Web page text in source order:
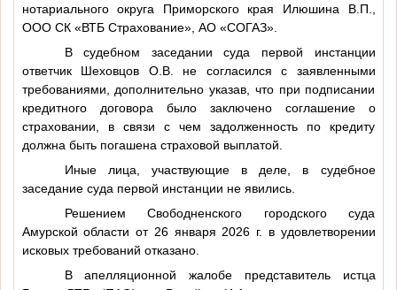
нотариального округа Приморского края Илюшина В.П.,
ООО СК «ВТБ Страхование», АО «СОГАЗ».
В судебном заседании суда первой инстанции
ответчик Шеховцов О.В. не согласился с заявленными
требованиями, дополнительно указав, что при подписании
кредитного договора было заключено соглашение о
страховании, в связи с чем задолженность по кредиту
должна быть погашена страховой выплатой.
Иные лица, участвующие в деле, в судебное
заседание суда первой инстанции не явились.
Решением Свободненского городского суда
Амурской области от 26 января 2026 г. в удовлетворении
исковых требований отказано.
В апелляционной жалобе представитель истца